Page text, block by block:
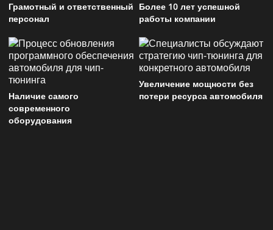
Грамотный и ответственный
персонал
Более 10 лет успешной
работы компании
Наличие самого
современного
оборудования
Увеличение мощности без
потери ресурса автомобиля